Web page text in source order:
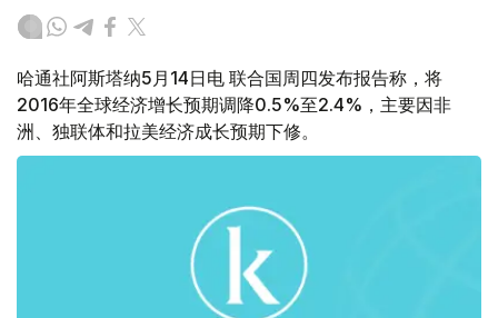
哈通社阿斯塔纳5月14日电 联合国周四发布报告称，将
2016年全球经济增长预期调降0.5%至2.4%，主要因非
洲、独联体和拉美经济成长预期下修。